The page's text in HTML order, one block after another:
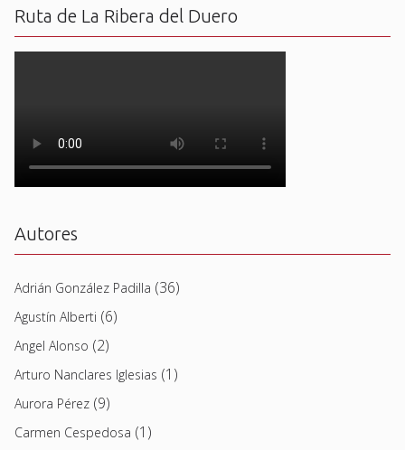
Ruta de La Ribera del Duero
Autores
Adrián González Padilla (36)
Agustín Alberti (6)
Angel Alonso (2)
Arturo Nanclares Iglesias (1)
Aurora Pérez (9)
Carmen Cespedosa (1)